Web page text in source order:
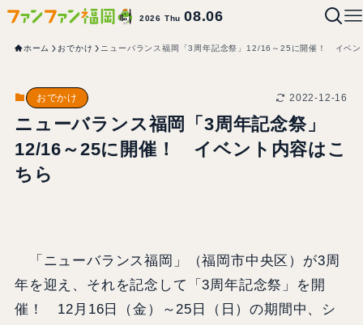
2026 Thu08.06
ホーム おでかけ ニューバランス福岡「3周年記念祭」12/16～25に開催！ イベン
おでかけ 2022-12-16
ニューバランス福岡「3周年記念祭」
12/16～25に開催！ イベント内容はこ
ちら
「ニューバランス福岡」（福岡市中央区）が3周
年を迎え、それを記念して「3周年記念祭」を開
催！ 12月16日（金）～25日（日）の期間中、シ